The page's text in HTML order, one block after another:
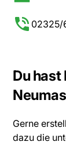
02325/
Du hast
Gerne
dazu die